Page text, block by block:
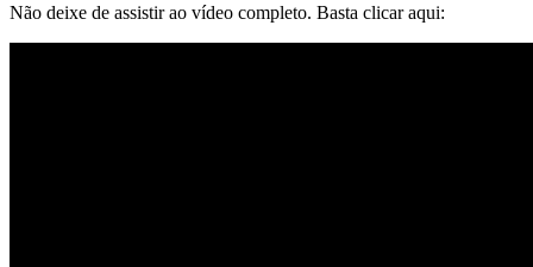
Não deixe de assistir ao vídeo completo. Basta clicar aqui: